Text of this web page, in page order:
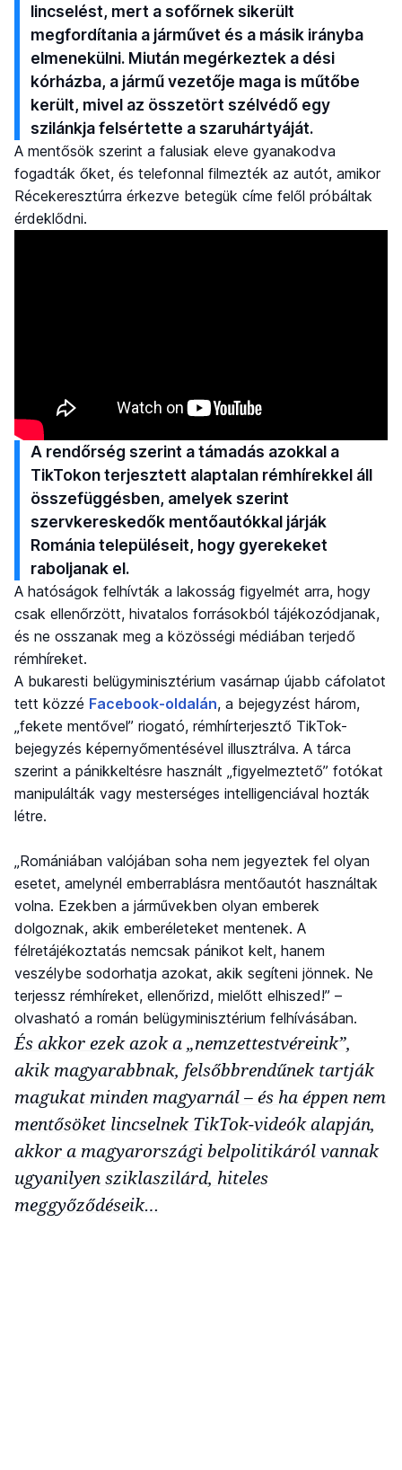
lincselést, mert a sofőrnek sikerült
megfordítania a járművet és a másik irányba
elmenekülni. Miután megérkeztek a dési
kórházba, a jármű vezetője maga is műtőbe
került, mivel az összetört szélvédő egy
szilánkja felsértette a szaruhártyáját.
A mentősök szerint a falusiak eleve gyanakodva
fogadták őket, és telefonnal filmezték az autót, amikor
Récekeresztúrra érkezve betegük címe felől próbáltak
érdeklődni.
A rendőrség szerint a támadás azokkal a
TikTokon terjesztett alaptalan rémhírekkel áll
összefüggésben, amelyek szerint
szervkereskedők mentőautókkal járják
Románia településeit, hogy gyerekeket
raboljanak el.
A hatóságok felhívták a lakosság figyelmét arra, hogy
csak ellenőrzött, hivatalos forrásokból tájékozódjanak,
és ne osszanak meg a közösségi médiában terjedő
rémhíreket.
A bukaresti belügyminisztérium vasárnap újabb cáfolatot
tett közzé Facebook-oldalán, a bejegyzést három,
„fekete mentővel” riogató, rémhírterjesztő TikTok-
bejegyzés képernyőmentésével illusztrálva. A tárca
szerint a pánikkeltésre használt „figyelmeztető” fotókat
manipulálták vagy mesterséges intelligenciával hozták
létre.
„Romániában valójában soha nem jegyeztek fel olyan
esetet, amelynél emberrablásra mentőautót használtak
volna. Ezekben a járművekben olyan emberek
dolgoznak, akik emberéleteket mentenek. A
félretájékoztatás nemcsak pánikot kelt, hanem
veszélybe sodorhatja azokat, akik segíteni jönnek. Ne
terjessz rémhíreket, ellenőrizd, mielőtt elhiszed!” –
olvasható a román belügyminisztérium felhívásában.
És akkor ezek azok a „nemzettestvéreink”,
akik magyarabbnak, felsőbbrendűnek tartják
magukat minden magyarnál – és ha éppen nem
mentősöket lincselnek TikTok-videók alapján,
akkor a magyarországi belpolitikáról vannak
ugyanilyen sziklaszilárd, hiteles
meggyőződéseik…